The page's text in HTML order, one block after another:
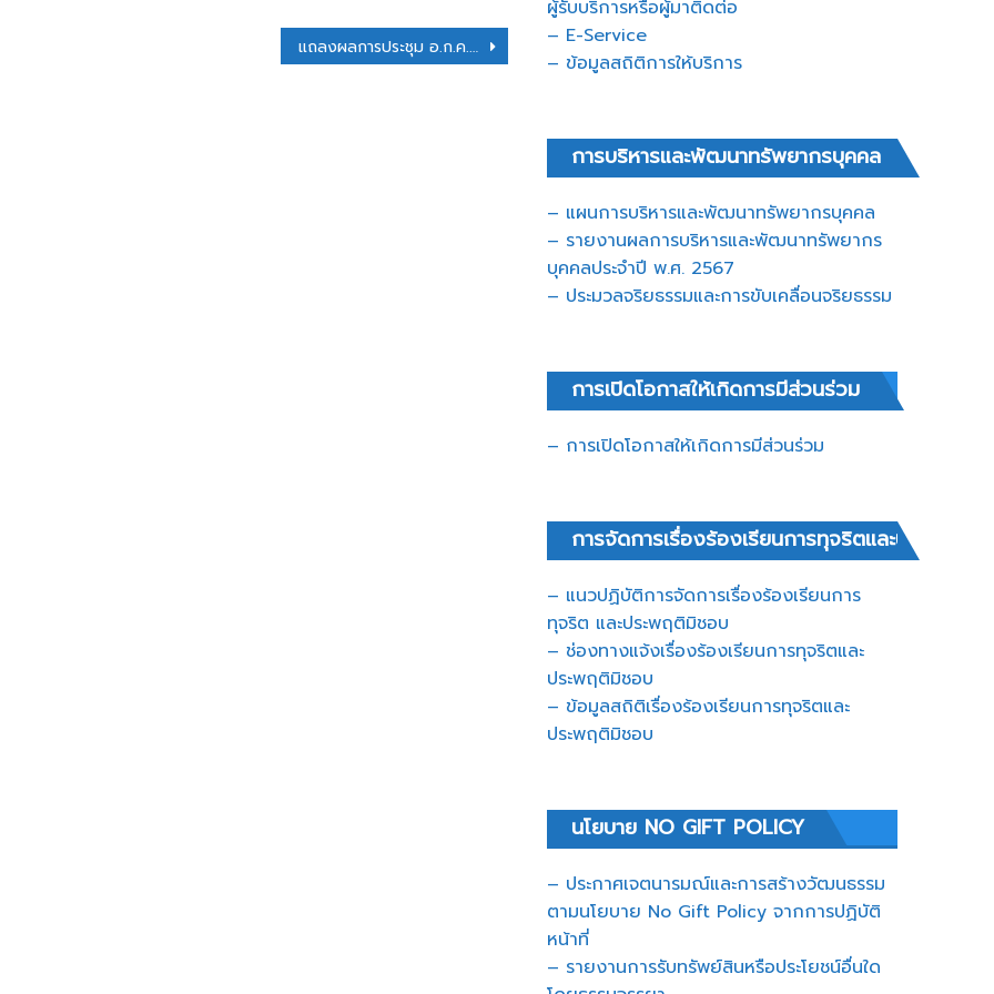
แถลงผลการประชุม อ.ก.ค.ศ. ครั้งที่ 3/2568 ผ่านระบบออนไลน์ (Zoom Meeting)
ผู้รับบริการหรือผู้มาติดต่อ
– E-Service
– ข้อมูลสถิติการให้บริการ
การบริหารและพัฒนาทรัพยากรบุคคล
– แผนการบริหารและพัฒนาทรัพยากรบุคคล
– รายงานผลการบริหารและพัฒนาทรัพยากร
บุคคลประจำปี พ.ศ. 2567
– ประมวลจริยธรรมและการขับเคลื่อนจริยธรรม
การเปิดโอกาสให้เกิดการมีส่วนร่วม
– การเปิดโอกาสให้เกิดการมีส่วนร่วม
การจัดการเรื่องร้องเรียนการทุจริตและประพฤติมิ
– แนวปฏิบัติการจัดการเรื่องร้องเรียนการ
ทุจริต และประพฤติมิชอบ
– ช่องทางแจ้งเรื่องร้องเรียนการทุจริตและ
ประพฤติมิชอบ
– ข้อมูลสถิติเรื่องร้องเรียนการทุจริตและ
ประพฤติมิชอบ
นโยบาย NO GIFT POLICY
– ประกาศเจตนารมณ์และการสร้างวัฒนธรรม
ตามนโยบาย No Gift Policy จากการปฏิบัติ
หน้าที่
– รายงานการรับทรัพย์สินหรือประโยชน์อื่นใด